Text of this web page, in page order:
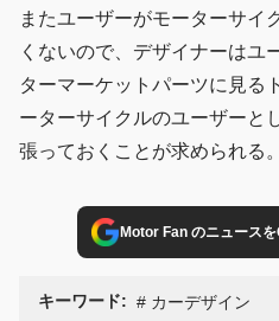
またユーザーがモーターサイ
くないので、デザイナーはユ
ターマーケットパーツに見る
ーターサイクルのユーザーと
張っておくことが求められる。
Motor Fan のニュース
キーワード: カーデザイン